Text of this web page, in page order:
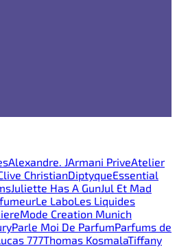
Alexandre. JArmani PriveAtelier
ChristianDiptyqueEssential
Juliette Has A GunJul Et Mad
Le LaboLes Liquides
Mode Creation Munich
Parle Moi De ParfumParfums de
777Thomas KosmalaTiffany